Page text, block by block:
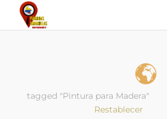
tagged "Pintura para Madera"
Restablecer